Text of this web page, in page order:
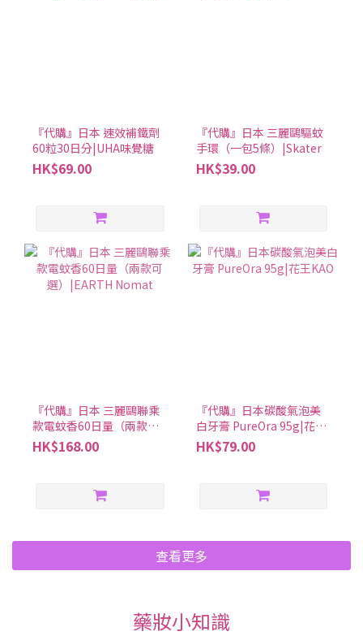
『代購』日本 速效補鐵劑
60粒30日分|UHA味覺糖
HK$69.00
『代購』日本 三麗鷗驅蚊
手環（一包5條）|Skater
HK$39.00
『代購』日本 三麗鷗聯乘
款電蚊香60日量（兩款可
選）|EARTH Nomat
HK$168.00
『代購』日本碳酸氣泡美
白牙膏 PureOra 95g|花王
KAO
HK$79.00
查看更多
藥妝小知識